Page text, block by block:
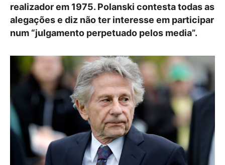
realizador em 1975. Polanski contesta todas as
alegações e diz não ter interesse em participar
num “julgamento perpetuado pelos media”.